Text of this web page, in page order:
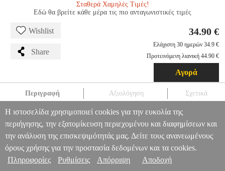
Σταθερά Χαμηλές Τιμές!
Εδώ θα βρείτε κάθε μέρα τις πιο ανταγωνιστικές τιμές
Wishlist
Share
34.90 €
Ελάχιστη 30 ημερών 34.9 €
Προτεινόμενη λιανική 44.90 €
Αγορά
Περιγραφή Αξιολόγηση Σχετικά
ΚΑΡΕΚΛΑ OUTWELL CATAMARCA NIGHT BLUE 470412
TRV.101414 TRV.101414 OUTWELL OUTWELL ΕΠΙΠΛΑ
CAMPING
ΚΑΡΕΚΛΑ OUTWELL CATAMARCA NIGHT BLUE
470412
34.90
Πληροφορίες & Υπηρεσίες >
Η ιστοσελίδα χρησιμοποιεί cookies για την ευκολία της
περιήγησης, την εξατομίκευση περιεχομένου και διαφημίσεων και
την ανάλυση της επισκεψιμότητάς μας. Δείτε τους ανανεωμένους
όρους χρήσης για την προστασία δεδομένων και τα cookies.
Πληροφορίες
Ρυθμίσεις Απόρριψη Αποδοχή